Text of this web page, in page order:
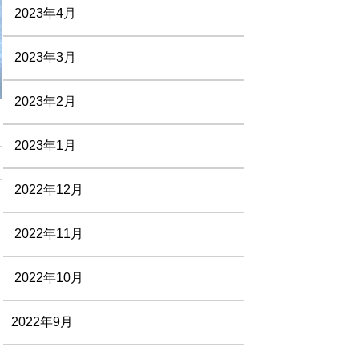
2023年4月
2023年3月
2023年2月
2023年1月
2022年12月
2022年11月
2022年10月
2022年9月